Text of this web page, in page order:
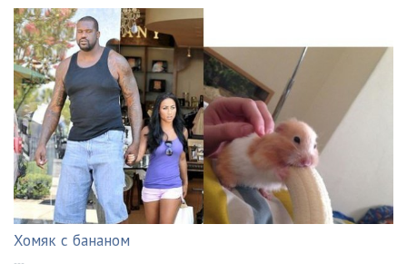
Хомяк с бананом
---